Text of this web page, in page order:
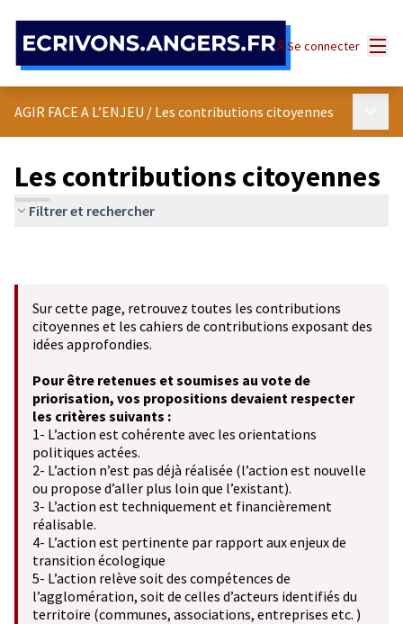
Se connecter
AGIR FACE A L’ENJEU / Les contributions citoyennes
Les contributions citoyennes
Filtrer et rechercher
Sur cette page, retrouvez toutes les contributions
citoyennes et les cahiers de contributions exposant des
idées approfondies.
Pour être retenues et soumises au vote de
priorisation, vos propositions devaient respecter
les critères suivants :
1- L’action est cohérente avec les orientations
politiques actées.
2- L’action n’est pas déjà réalisée (l’action est nouvelle
ou propose d’aller plus loin que l’existant).
3- L’action est techniquement et financièrement
réalisable.
4- L’action est pertinente par rapport aux enjeux de
transition écologique
5- L’action relève soit des compétences de
l’agglomération, soit de celles d’acteurs identifiés du
territoire (communes, associations, entreprises etc. )